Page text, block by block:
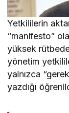
Yetkililerin
“manifesto”
yüksek
yönetim
yalnızca
yazdığı